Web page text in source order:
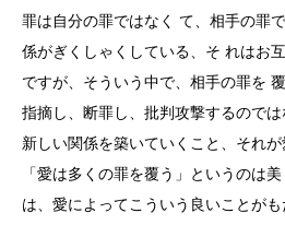
罪は自分の罪ではなく て、相手の罪
係がぎくしゃくしている、そ れはお
ですが、そういう中で、相手の罪を
指摘し、断罪し、批判攻撃するので
新しい関係を築いていくこと、それが
「愛は多くの罪を覆う」というのは
は、愛によってこういう良いことが